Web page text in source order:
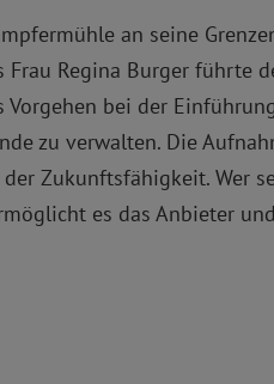
an seine
Regina Burger führte
bei der
zu verwalten. Die
Zukunftsfähigkeit. Wer
es das Anbieter